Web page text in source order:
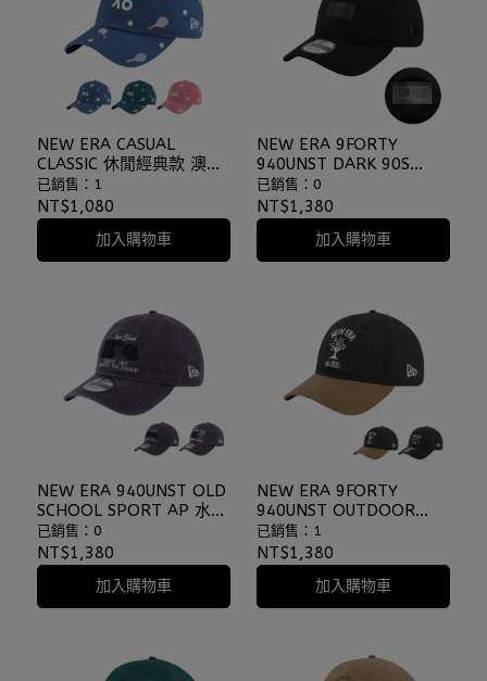
NEW ERA CASUAL
CLASSIC 休閒經典款 澳網
AO25 ICON 多色 老帽 棒
球帽 軟板老帽
⫷ScrewCap⫸
已銷售：1
NT$1,080
加入購物車
NEW ERA 9FORTY
940UNST DARK 90S
NEWERA 皮革標 鐵牌 老
帽 ⫷ScrewCap⫸
已銷售：0
NT$1,380
加入購物車
NEW ERA 940UNST OLD
SCHOOL SPORT AP 水洗
復古 仿舊 軟布老帽
⫷ScrewCap⫸
已銷售：0
NT$1,380
加入購物車
NEW ERA 9FORTY
940UNST OUTDOOR
NATURAL 木紋 多色 尼龍
老帽 棒球帽
⫷ScrewCap⫸
已銷售：1
NT$1,380
加入購物車